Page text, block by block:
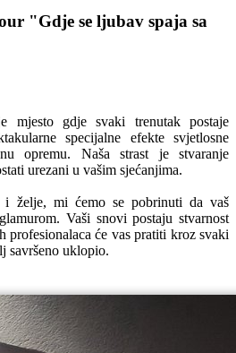
"Gdje se ljubav spaja sa
mjesto gdje svaki trenutak postaje
specijalne efekte svjetlosne
opremu. Naša strast je stvaranje
urezani u vašim sjećanjima.
i želje, mi ćemo se pobrinuti da vaš
Vaši snovi postaju stvarnost
profesionalaca će vas pratiti kroz svaki
savršeno uklopio.